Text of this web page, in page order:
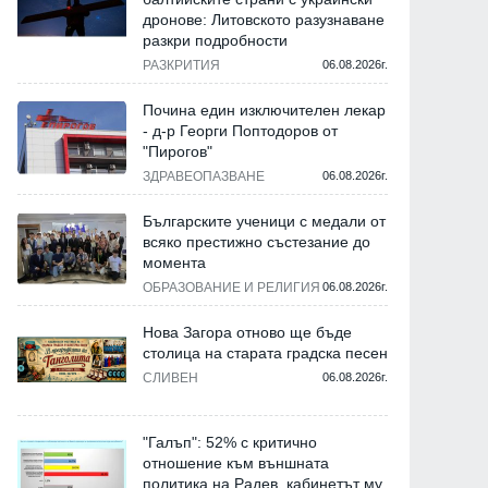
Бизнес и финанси
КЗК наложи санкция от близо
по разследване за картел
Бизнес и финанси
Парламентът прие
24.07.2026г.
дронове: Литовското разузнаване
разкри подробности
РАЗКРИТИЯ 06.08.2026г.
Почина един изключителен лекар
- д-р Георги Поптодоров от
"Пирогов"
ЗДРАВЕОПАЗВАНЕ 06.08.2026г.
Българските ученици с медали от
всяко престижно състезание до
момента
ОБРАЗОВАНИЕ И РЕЛИГИЯ 06.08.2026г.
Нова Загора отново ще бъде
столица на старата градска песен
СЛИВЕН 06.08.2026г.
"Галъп": 52% с критично
отношение към външната
политика на Радев, кабинетът му